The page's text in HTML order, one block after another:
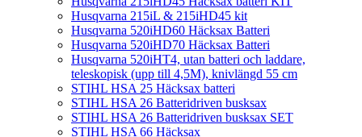
Husqvarna 215iL & 215iHD45 kit
Husqvarna 520iHD60 Häcksax Batteri
Husqvarna 520iHD70 Häcksax Batteri
Husqvarna 520iHT4, utan batteri och laddare,
teleskopisk (upp till 4,5M), knivlängd 55 cm
STIHL HSA 25 Häcksax batteri
STIHL HSA 26 Batteridriven busksax
STIHL HSA 26 Batteridriven busksax SET
STIHL HSA 66 Häcksax